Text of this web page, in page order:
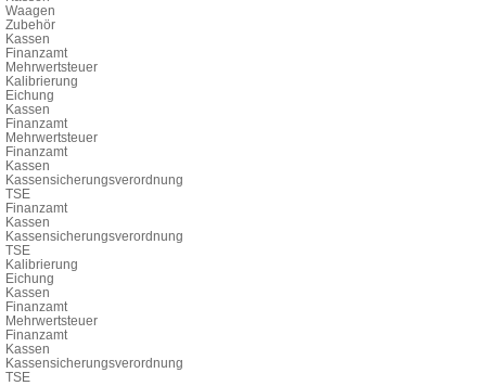
Waagen
Zubehör
Kassen
Finanzamt
Mehrwertsteuer
Kalibrierung
Eichung
Kassen
Finanzamt
Mehrwertsteuer
Finanzamt
Kassen
Kassensicherungsverordnung
TSE
Finanzamt
Kassen
Kassensicherungsverordnung
TSE
Kalibrierung
Eichung
Kassen
Finanzamt
Mehrwertsteuer
Finanzamt
Kassen
Kassensicherungsverordnung
TSE